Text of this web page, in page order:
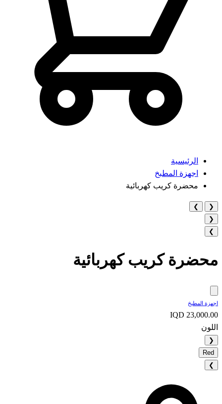
الرئيسية
اجهزة المطبخ
محضرة كريب كهربائية
❮
❯
❮
❯
محضرة كريب كهربائية
اجهزة المطبخ
IQD 23,000.00
اللون
❮
Red
❯